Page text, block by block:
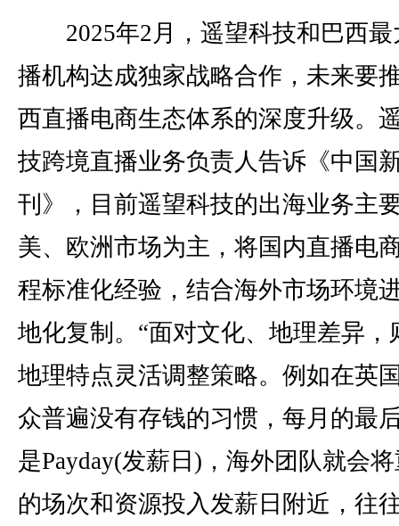
2025年2月，遥望科技和巴西最
播机构达成独家战略合作，未来要
西直播电商生态体系的深度升级。
技跨境直播业务负责人告诉《中国
刊》，目前遥望科技的出海业务主
美、欧洲市场为主，将国内直播电
程标准化经验，结合海外市场环境
地化复制。“面对文化、地理差异，
地理特点灵活调整策略。例如在英
众普遍没有存钱的习惯，每月的最
是Payday(发薪日)，海外团队就会
的场次和资源投入发薪日附近，往